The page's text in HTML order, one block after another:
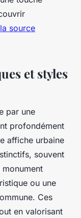
la source
et styles
par une
profondément
affiche urbaine
souvent
ou une
Ces
en valorisant